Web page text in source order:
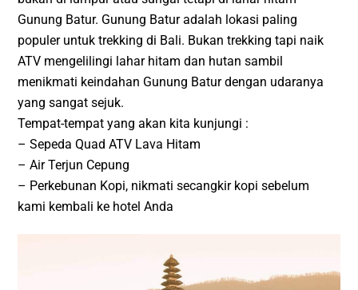
Gunung Batur. Gunung Batur adalah lokasi paling
populer untuk trekking di Bali. Bukan trekking tapi naik
ATV mengelilingi lahar hitam dan hutan sambil
menikmati keindahan Gunung Batur dengan udaranya
yang sangat sejuk.
Tempat-tempat yang akan kita kunjungi :
– Sepeda Quad ATV Lava Hitam
– Air Terjun Cepung
– Perkebunan Kopi, nikmati secangkir kopi sebelum
kami kembali ke hotel Anda